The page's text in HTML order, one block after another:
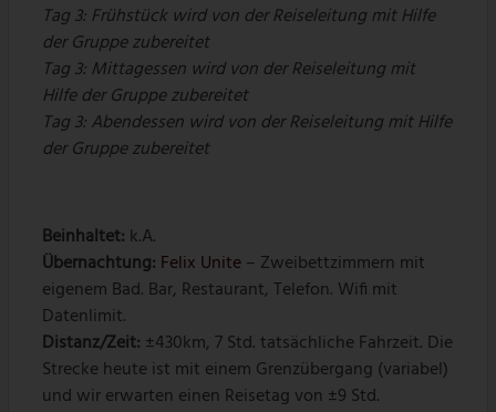
Tag 3: Frühstück wird von der Reiseleitung mit Hilfe
der Gruppe zubereitet
Tag 3: Mittagessen wird von der Reiseleitung mit
Hilfe der Gruppe zubereitet
Tag 3: Abendessen wird von der Reiseleitung mit Hilfe
der Gruppe zubereitet
Beinhaltet: k.A.
Übernachtung: Felix Unite– Zweibettzimmern mit
eigenem Bad. Bar, Restaurant, Telefon. Wifi mit
Datenlimit.
Distanz/Zeit: ±430km, 7 Std. tatsächliche Fahrzeit. Die
Strecke heute ist mit einem Grenzübergang (variabel)
und wir erwarten einen Reisetag von ±9 Std.